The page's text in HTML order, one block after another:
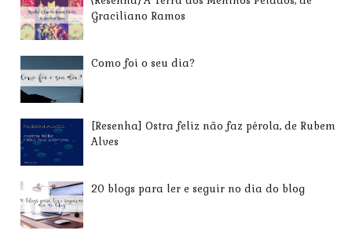
Graciliano Ramos
Como foi o seu dia?
[Resenha] Ostra feliz não faz pérola, de Rubem
Alves
20 blogs para ler e seguir no dia do blog